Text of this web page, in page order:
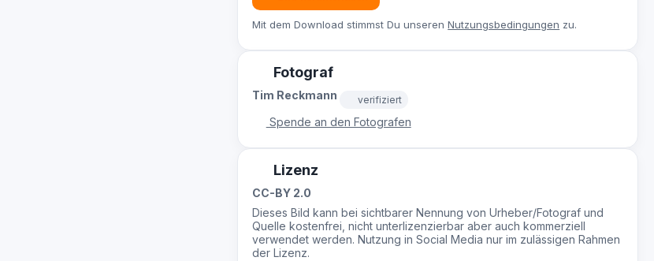
Mit dem Download stimmst Du unserenNutzungsbedingungen zu.
Fotograf
Tim Reckmann verifiziert
Spende an den Fotografen
Lizenz
CC-BY 2.0
Dieses Bild kann bei sichtbarer Nennung von Urheber/Fotograf und
Quelle kostenfrei, nicht unterlizenzierbar aber auch kommerziell
verwendet werden. Nutzung in Social Media nur im zulässigen Rahmen
der Lizenz.